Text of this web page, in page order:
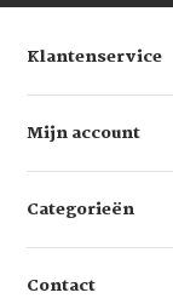
Klantenservice
Mijn account
Categorieën
Contact